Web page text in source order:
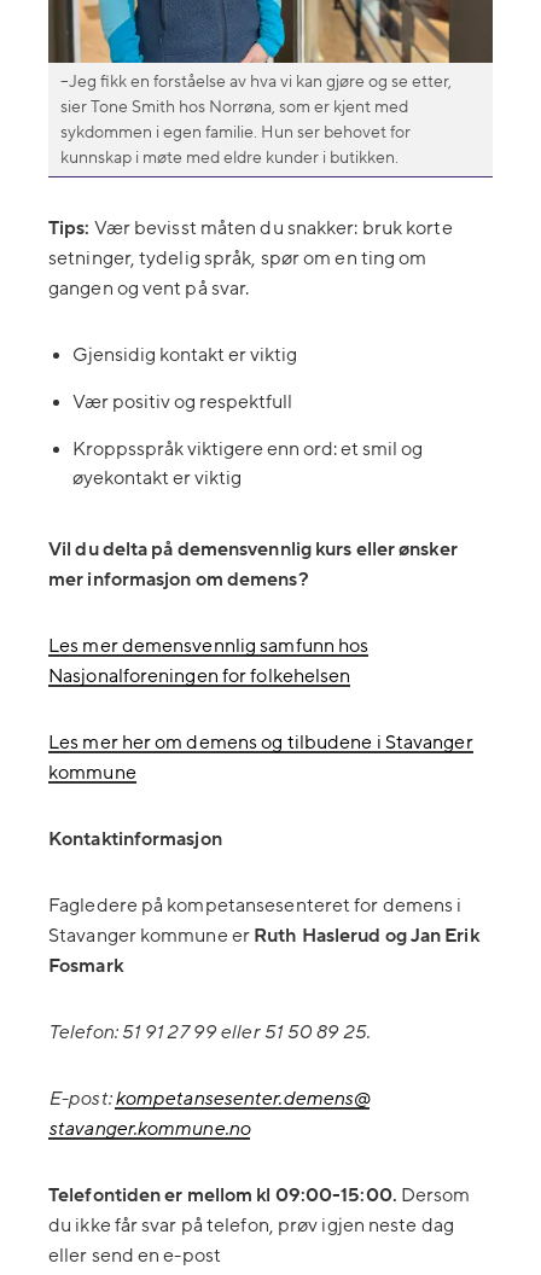
–Jeg fikk en forståelse av hva vi kan gjøre og se etter,
sier Tone Smith hos Norrøna, som er kjent med
sykdommen i egen familie. Hun ser behovet for
kunnskap i møte med eldre kunder i butikken.
Tips: Vær bevisst måten du snakker: bruk korte
setninger, tydelig språk, spør om en ting om
gangen og vent på svar.
Gjensidig kontakt er viktig
Vær positiv og respektfull
Kroppsspråk viktigere enn ord: et smil og
øyekontakt er viktig
Vil du delta på demensvennlig kurs eller ønsker
mer informasjon om demens?
Les mer demensvennlig samfunn hos
Nasjonalforeningen for folkehelsen
Les mer her om demens og tilbudene i Stavanger
kommune
Kontaktinformasjon
Fagledere på kompetansesenteret for demens i
Stavanger kommune er Ruth Haslerud og Jan Erik
Fosmark
Telefon: 51 91 27 99 eller 51 50 89 25.
E-post:kompetansesenter.demens@​​
stavanger.kommune.no
Telefontiden er mellom kl 09:00-15:00. Dersom
du ikke får svar på telefon, prøv igjen neste dag
eller send en e-post